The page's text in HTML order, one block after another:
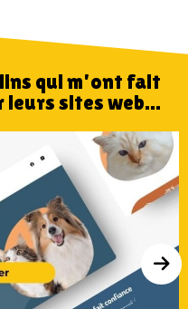
qui m'ont fait
sites web...